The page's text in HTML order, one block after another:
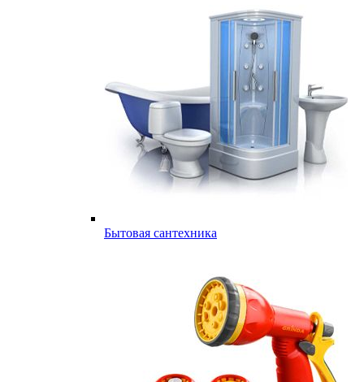
Бытовая сантехника